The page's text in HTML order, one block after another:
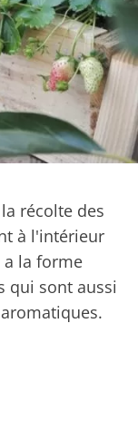
récolte des
à l'intérieur
la forme
qui sont aussi